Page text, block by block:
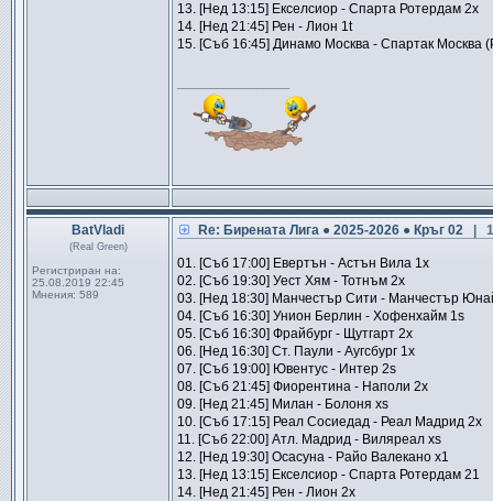
13. [Нед 13:15] Екселсиор - Спарта Ротердам 2x
14. [Нед 21:45] Рен - Лион 1t
15. [Съб 16:45] Динамо Москва - Спартак Москва
BatVladi
(Real Green)
Регистриран на:
25.08.2019 22:45
Мнения: 589
Re: Бирената Лига ● 2025-2026 ● Кръг 02 |
01. [Съб 17:00] Евертън - Астън Вила 1x
02. [Съб 19:30] Уест Хям - Тотнъм 2x
03. [Нед 18:30] Манчестър Сити - Манчестър
04. [Съб 16:30] Унион Берлин - Хофенхайм 1s
05. [Съб 16:30] Фрайбург - Щутгарт 2x
06. [Нед 16:30] Ст. Паули - Аугсбург 1x
07. [Съб 19:00] Ювентус - Интер 2s
08. [Съб 21:45] Фиорентина - Наполи 2x
09. [Нед 21:45] Милан - Болоня xs
10. [Съб 17:15] Реал Сосиедад - Реал Мадрид 2x
11. [Съб 22:00] Атл. Мадрид - Виляреал xs
12. [Нед 19:30] Осасуна - Райо Валекано x1
13. [Нед 13:15] Екселсиор - Спарта Ротердам 21
14. [Нед 21:45] Рен - Лион 2x